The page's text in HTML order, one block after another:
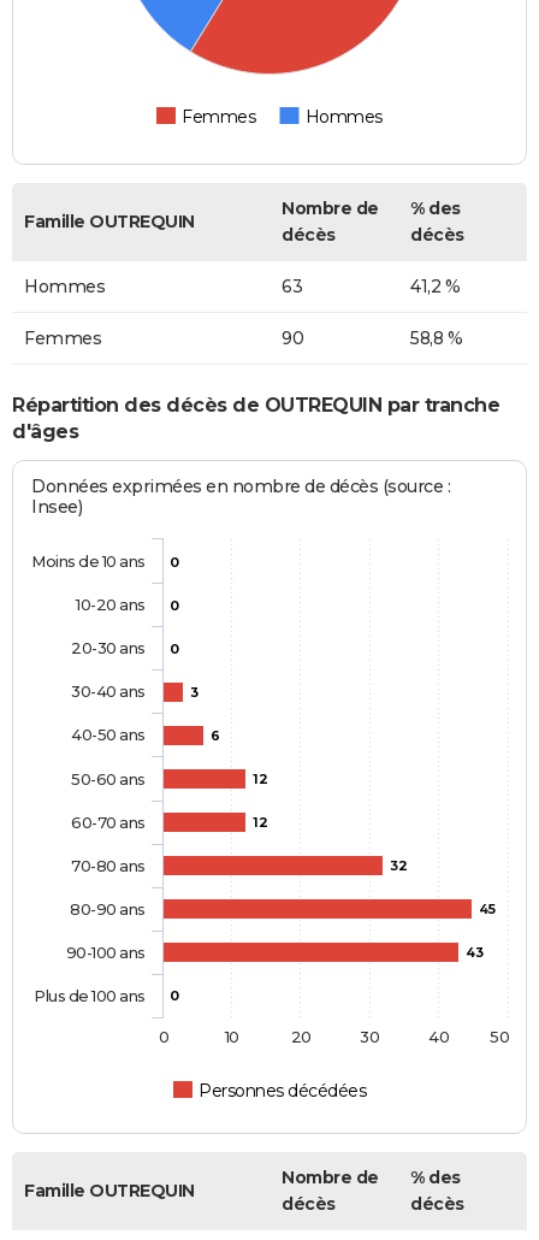
Femmes Hommes
Famille OUTREQUIN
Nombre de
décès
% des
décès
Hommes 63 41,2 %
Femmes 90 58,8 %
Répartition des décès de OUTREQUIN par tranche
d'âges
Données exprimées en nombre de décès (source :
Insee)
0
0
0
3
6
12
12
32
45
43
0
Personnes décédées
Moins de 10 ans
10-20 ans
20-30 ans
30-40 ans
40-50 ans
50-60 ans
60-70 ans
70-80 ans
80-90 ans
90-100 ans
Plus de 100 ans
0 10 20 30 40 50
Famille OUTREQUIN
Nombre de
décès
% des
décès